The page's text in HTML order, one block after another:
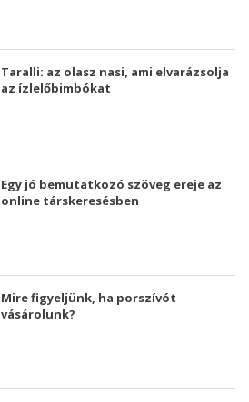
Taralli: az olasz nasi, ami elvarázsolja
az ízlelőbimbókat
Egy jó bemutatkozó szöveg ereje az
online társkeresésben
Mire figyeljünk, ha porszívót
vásárolunk?